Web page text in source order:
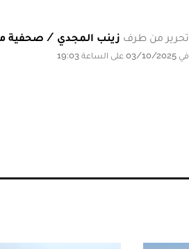
تحرير من طرف زينب المجدي / صحفية
في 03/10/2025 على الساعة 19:03